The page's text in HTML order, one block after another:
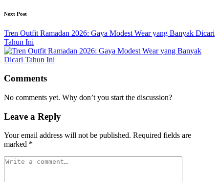
Next Post
Tren Outfit Ramadan 2026: Gaya Modest Wear yang Banyak Dicari
Tahun Ini
Comments
No comments yet. Why don’t you start the discussion?
Leave a Reply
Your email address will not be published. Required fields are
marked *